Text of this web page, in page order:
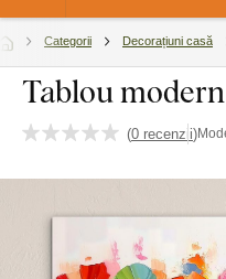
Categorii Decorațiuni casă
Tablou
(0 recenzii)